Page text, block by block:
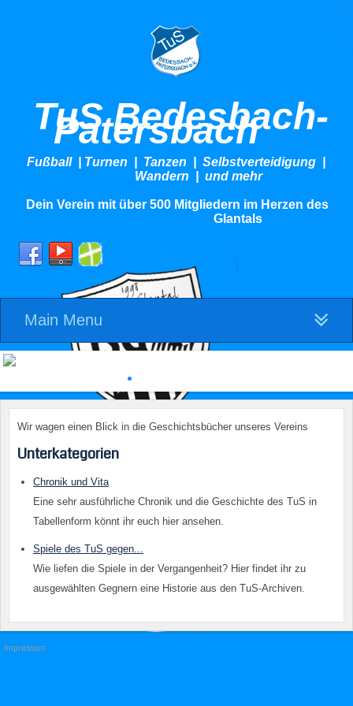
TuS Bedesbach-
Patersbach
Fußball | Turnen | Tanzen | Selbstverteidigung |
Wandern | und mehr
Dein Verein mit über 500 Mitgliedern im Herzen des
Glantals
Main Menu
Wir wagen einen Blick in die Geschichtsbücher unseres Vereins
Unterkategorien
Chronik und Vita
Eine sehr ausführliche Chronik und die Geschichte des TuS in
Tabellenform könnt ihr euch hier ansehen.
Spiele des TuS gegen...
Wie liefen die Spiele in der Vergangenheit? Hier findet ihr zu
ausgewählten Gegnern eine Historie aus den TuS-Archiven.
Impressum